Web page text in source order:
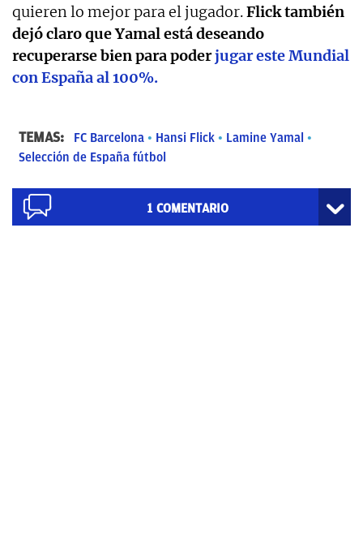
quieren lo mejor para el jugador.Flick también
dejó claro que Yamal está deseando
recuperarse bien para poderjugar este Mundial
con España al 100%.
TEMAS: FC Barcelona Hansi Flick
Lamine Yamal
Selección de España fútbol
1 COMENTARIO